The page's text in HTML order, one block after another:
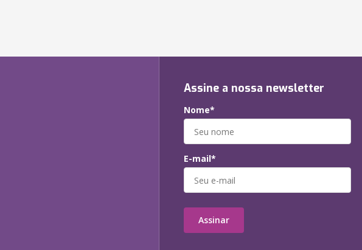
Assine a nossa newsletter
Nome*
E-mail*
Assinar